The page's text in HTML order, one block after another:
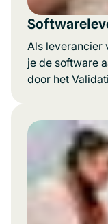
Als leverancier
je de software
door het